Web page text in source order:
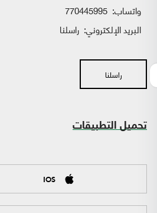
واتساب:
البريد الإلكتروني: راسلنا
راسلنا
تحميل التطبيقات
IOS